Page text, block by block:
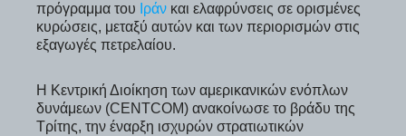
πρόγραμμα του Ιράν και ελαφρύνσεις σε ορισμένες
κυρώσεις, μεταξύ αυτών και των περιορισμών στις
εξαγωγές πετρελαίου.
Η Κεντρική Διοίκηση των αμερικανικών ενόπλων
δυνάμεων (CENTCOM) ανακοίνωσε το βράδυ της
Τρίτης, την έναρξη ισχυρών στρατιωτικών